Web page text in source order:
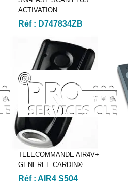
ACTIVATION
Réf : D747834ZB
TELECOMMANDE AIR4V+
GENEREE CARDIN®
Réf : AIR4 S504